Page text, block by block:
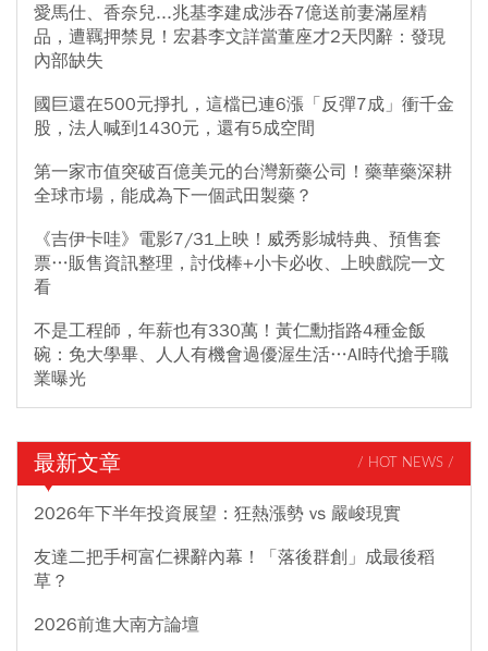
愛馬仕、香奈兒...兆基李建成涉吞7億送前妻滿屋精
品，遭羈押禁見！宏碁李文詳當董座才2天閃辭：發現
內部缺失
國巨還在500元掙扎，這檔已連6漲「反彈7成」衝千金
股，法人喊到1430元，還有5成空間
第一家市值突破百億美元的台灣新藥公司！藥華藥深耕
全球市場，能成為下一個武田製藥？
《吉伊卡哇》電影7/31上映！威秀影城特典、預售套
票…販售資訊整理，討伐棒+小卡必收、上映戲院一文
看
不是工程師，年薪也有330萬！黃仁勳指路4種金飯
碗：免大學畢、人人有機會過優渥生活…AI時代搶手職
業曝光
最新文章 / HOT NEWS /
2026年下半年投資展望：狂熱漲勢 vs 嚴峻現實
友達二把手柯富仁裸辭內幕！「落後群創」成最後稻
草？
2026前進大南方論壇